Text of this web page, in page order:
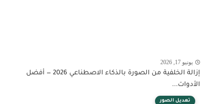
يونيو 17, 2026
إزالة الخلفية من الصورة بالذكاء الاصطناعي 2026 — أفضل
الأدوات...
تعديل الصور